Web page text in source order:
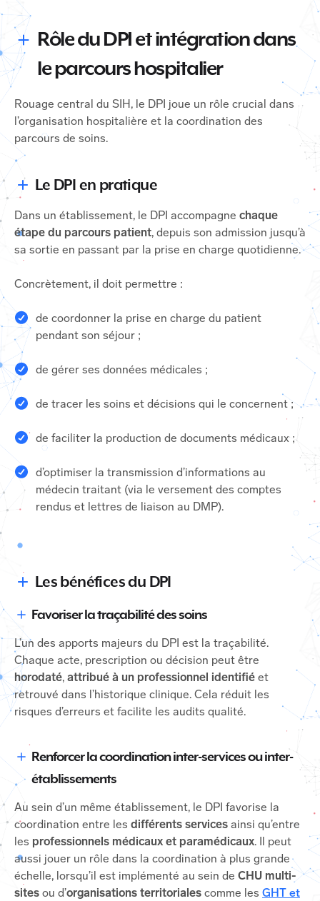
Rôle du DPI et intégration dans
le parcours hospitalier
Rouage central du SIH, le DPI joue un rôle crucial dans
l’organisation hospitalière et la coordination des
parcours de soins.
Le DPI en pratique
Dans un établissement, le DPI accompagne chaque
étape du parcours patient, depuis son admission jusqu’à
sa sortie en passant par la prise en charge quotidienne.
Concrètement, il doit permettre :
de coordonner la prise en charge du patient
pendant son séjour ;
de gérer ses données médicales ;
de tracer les soins et décisions qui le concernent ;
de faciliter la production de documents médicaux ;
d’optimiser la transmission d’informations au
médecin traitant (via le versement des comptes
rendus et lettres de liaison au DMP).
Les bénéfices du DPI
Favoriser la traçabilité des soins
L’un des apports majeurs du DPI est la traçabilité.
Chaque acte, prescription ou décision peut être
horodaté, attribué à un professionnel identifié et
retrouvé dans l’historique clinique. Cela réduit les
risques d’erreurs et facilite les audits qualité.
Renforcer la coordination inter-services ou inter-
établissements
Au sein d’un même établissement, le DPI favorise la
coordination entre les différents services ainsi qu’entre
les professionnels médicaux et paramédicaux. Il peut
aussi jouer un rôle dans la coordination à plus grande
échelle, lorsqu’il est implémenté au sein de CHU multi-
sites ou d’organisations territoriales comme les GHT et